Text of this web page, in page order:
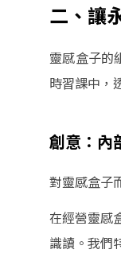
二、讓
靈感盒子的
時習課中，
創意：內
對靈感盒子
在經營靈感
識讀。我們